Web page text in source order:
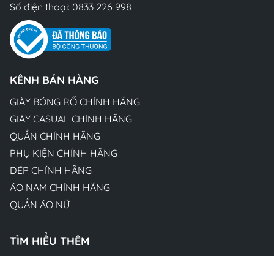
Số điện thoại: 0833 226 998
KÊNH BÁN HÀNG
GIÀY BÓNG RỔ CHÍNH HÃNG
GIÀY CASUAL CHÍNH HÃNG
QUẦN CHÍNH HÃNG
PHỤ KIỆN CHÍNH HÃNG
DÉP CHÍNH HÃNG
ÁO NAM CHÍNH HÃNG
QUẦN ÁO NỮ
TÌM HIỂU THÊM